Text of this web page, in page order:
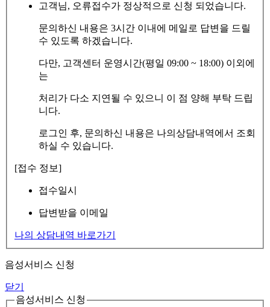
고객님, 오류접수가 정상적으로 신청 되었습니다.
문의하신 내용은 3시간 이내에 메일로 답변을 드릴
수 있도록 하겠습니다.
다만, 고객센터 운영시간(평일 09:00 ~ 18:00) 이외에
는
처리가 다소 지연될 수 있으니 이 점 양해 부탁 드립
니다.
로그인 후, 문의하신 내용은 나의상담내역에서 조회
하실 수 있습니다.
[접수 정보]
접수일시
답변받을 이메일
나의 상담내역 바로가기
음성서비스 신청
닫기
음성서비스 신청